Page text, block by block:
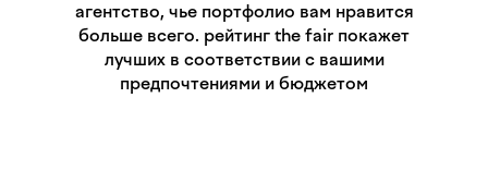
агентство, чье портфолио вам нравится
больше всего. рейтинг the fair покажет
лучших в соответствии с вашими
предпочтениями и бюджетом